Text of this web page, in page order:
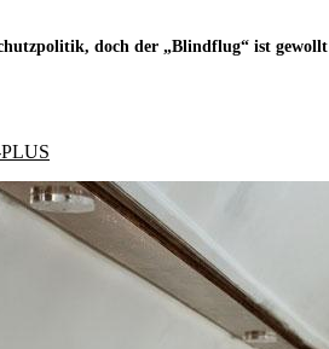
doch der „Blindflug“ ist gewollt